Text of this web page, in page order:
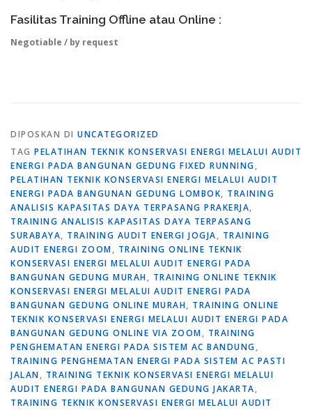
Fasilitas Training Offline atau Online :
Negotiable / by request
DIPOSKAN DI UNCATEGORIZED
TAG PELATIHAN TEKNIK KONSERVASI ENERGI MELALUI AUDIT
ENERGI PADA BANGUNAN GEDUNG FIXED RUNNING,
PELATIHAN TEKNIK KONSERVASI ENERGI MELALUI AUDIT
ENERGI PADA BANGUNAN GEDUNG LOMBOK, TRAINING
ANALISIS KAPASITAS DAYA TERPASANG PRAKERJA,
TRAINING ANALISIS KAPASITAS DAYA TERPASANG
SURABAYA, TRAINING AUDIT ENERGI JOGJA, TRAINING
AUDIT ENERGI ZOOM, TRAINING ONLINE TEKNIK
KONSERVASI ENERGI MELALUI AUDIT ENERGI PADA
BANGUNAN GEDUNG MURAH, TRAINING ONLINE TEKNIK
KONSERVASI ENERGI MELALUI AUDIT ENERGI PADA
BANGUNAN GEDUNG ONLINE MURAH, TRAINING ONLINE
TEKNIK KONSERVASI ENERGI MELALUI AUDIT ENERGI PADA
BANGUNAN GEDUNG ONLINE VIA ZOOM, TRAINING
PENGHEMATAN ENERGI PADA SISTEM AC BANDUNG,
TRAINING PENGHEMATAN ENERGI PADA SISTEM AC PASTI
JALAN, TRAINING TEKNIK KONSERVASI ENERGI MELALUI
AUDIT ENERGI PADA BANGUNAN GEDUNG JAKARTA,
TRAINING TEKNIK KONSERVASI ENERGI MELALUI AUDIT